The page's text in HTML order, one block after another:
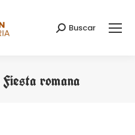
Search:
Buscar
Fiesta romana